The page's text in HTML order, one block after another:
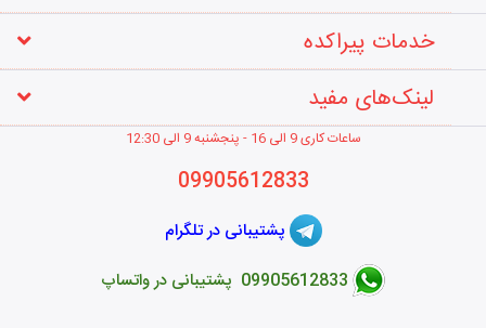
خدمات پیراکده
لینک‌های مفید
ساعات کاری 9 الی 16 - پنجشنبه 9 الی 12 :30
09905612833
پشتیبانی در تلگرام
09905612833 پشتیبانی در واتساپ